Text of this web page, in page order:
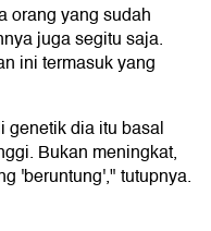
orang yang sudah
juga segitu saja.
ini termasuk yang
genetik dia itu basal
Bukan meningkat,
'beruntung'," tutupnya.